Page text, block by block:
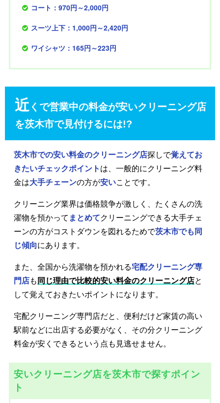
コート：970円～2,000円
スーツ上下：1,000円～2,420円
ワイシャツ：165円～223円
近 くで営業中の料金が安いクリーニング店
を茨木市で見付けるには!?
茨木市での安い料金のクリーニング店探しで覚えてお
きたいチェックポイント は、一般的にクリーニング料
金は大手チェーンの方が安いことです。
クリーニング業界は価格競争が激しく、たくさんの洗
濯物を預かって まとめてクリーニングできる大手チェ
ーンの方がコストダウンを図れるためで茨木市でも同
じ傾向にあります。
また、全国から洗濯物を預かれる宅配クリーニング専
門店も 同じ理由で比較的安い料金のクリーニング店と
して覚えておきたいポイントになります。
宅配クリーニング専門店だと、便利だけど家賃の高い
駅前などに出店する必要がなく、その分クリーニング
料金が安くできるという点も見逃せません。
安いクリーニング店を茨木市で探すポイン
ト